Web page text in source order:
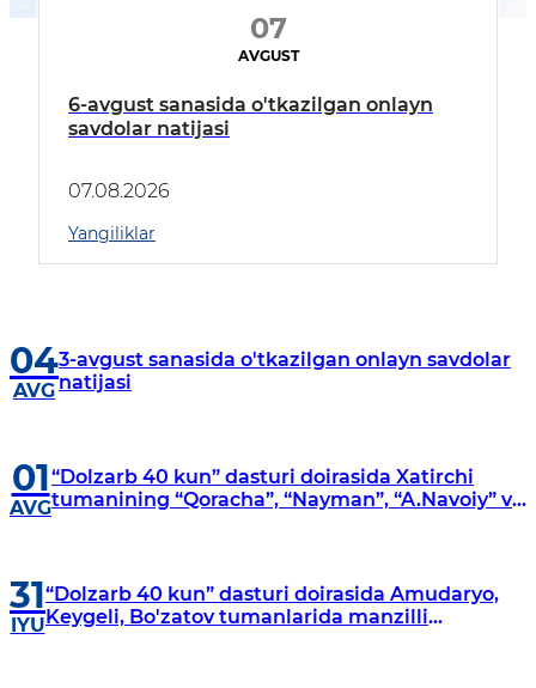
07
AVGUST
6-avgust sanasida o'tkazilgan onlayn
savdolar natijasi
07.08.2026
Yangiliklar
04
AVG
3-avgust sanasida o'tkazilgan onlayn savdolar
natijasi
01
AVG
“Dolzarb 40 kun” dasturi doirasida Xatirchi
tumanining “Qoracha”, “Nayman”, “A.Navoiy” va
31
IYU
“Dolzarb 40 kun” dasturi doirasida Amudaryo,
Keygeli, Bo'zatov tumanlarida manzilli